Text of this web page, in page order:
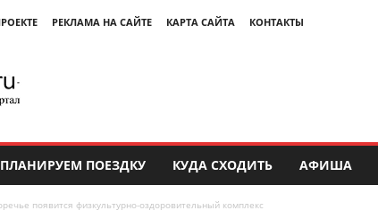
РЕКЛАМА НА САЙТЕ КАРТА САЙТА КОНТАКТЫ
ПЛАНИРУЕМ ПОЕЗДКУ КУДА СХОДИТЬ АФИША
появится физкультурно-оздоровительный комплекс